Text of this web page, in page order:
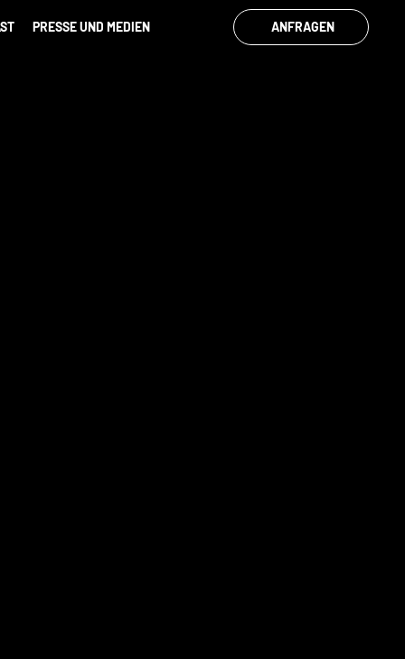
PRESSE UND MEDIEN ANFRAGEN